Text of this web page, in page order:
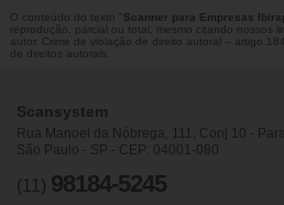
O conteúdo do texto " Scanner para Empresas
reprodução, parcial ou total, mesmo citando nossos
autor. Crime de violação de direito autoral – artigo
de direitos autorais
Scansystem
Rua Manoel da Nóbrega, 111, Conj 10 -
São Paulo - SP - CEP: 04001-080
(11) 98184-5245